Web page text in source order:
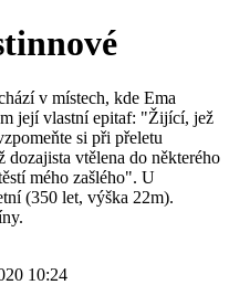
v místech, kde Ema
její vlastní epitaf: "Žijící, jež
si při přeletu
dozajista vtělena do některého
mého zašlého". U
(350 let, výška 22m).
10:24